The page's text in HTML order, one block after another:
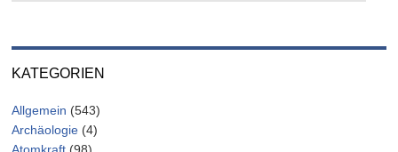
KATEGORIEN
Allgemein (543)
Archäologie (4)
Atomkraft (98)